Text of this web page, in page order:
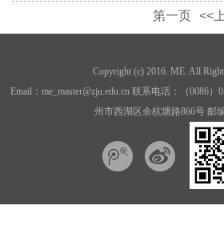
第一页 <<
Copyright (c) 2016. ME. All
Email：me_master@zju.edu.cn 联系电话：（0086
州市西湖区余杭塘路866号 邮